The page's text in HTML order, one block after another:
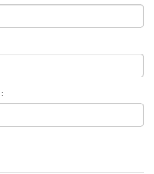
N° TVA Intracommunautaire :